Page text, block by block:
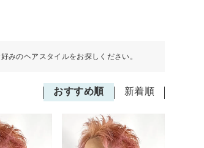
みのヘアスタイルをお探しください。
おすすめ順 新着順